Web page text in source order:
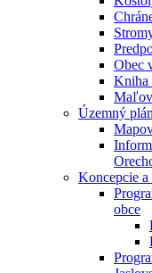
Obec
Kniha
Územný
Koncepcie a
obce